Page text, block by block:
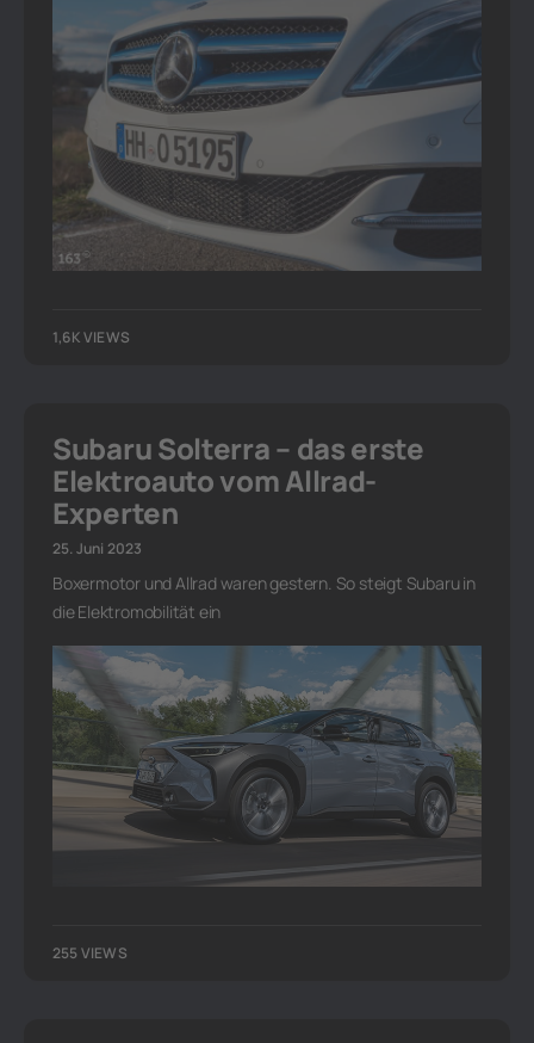
1,6K VIEWS
Subaru Solterra – das erste
Elektroauto vom Allrad-
Experten
25. Juni 2023
Boxermotor und Allrad waren gestern. So steigt Subaru in
die Elektromobilität ein
255 VIEWS